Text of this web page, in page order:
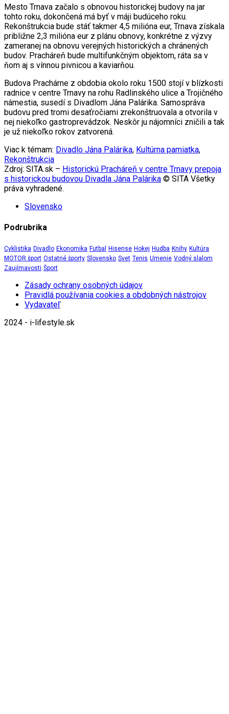
Mesto Trnava začalo s obnovou historickej budovy na jar
tohto roku, dokončená má byť v máji budúceho roku.
Rekonštrukcia bude stáť takmer 4,5 milióna eur, Trnava získala
približne 2,3 milióna eur z plánu obnovy, konkrétne z výzvy
zameranej na obnovu verejných historických a chránených
budov. Pracháreň bude multifunkčným objektom, ráta sa v
ňom aj s vínnou pivnicou a kaviarňou.
Budova Prachárne z obdobia okolo roku 1500 stojí v blízkosti
radnice v centre Trnavy na rohu Radlinského ulice a Trojičného
námestia, susedí s Divadlom Jána Palárika. Samospráva
budovu pred tromi desaťročiami zrekonštruovala a otvorila v
nej niekoľko gastroprevádzok. Neskôr ju nájomníci zničili a tak
je už niekoľko rokov zatvorená.
Viac k témam: Divadlo Jána Palárika, Kultúrna pamiatka,
Rekonštrukcia
Zdroj: SITA.sk – Historickú Pracháreň v centre Trnavy prepoja
s historickou budovou Divadla Jána Palárika © SITA Všetky
práva vyhradené.
Slovensko
Podrubrika
Cyklistika Divadlo Ekonomika Futbal Hisense Hokej Hudba Knihy Kultúra
MOTOR šport Ostatné športy Slovensko Svet Tenis Umenie Vodný slalom
Zaujímavosti Šport
Zásady ochrany osobných údajov
Pravidlá používania cookies a obdobných nástrojov
Vydavateľ
2024 - i-lifestyle.sk